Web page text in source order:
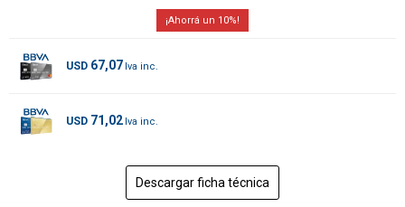
10
USD 67,07
USD 71,02
Descargar ficha técnica